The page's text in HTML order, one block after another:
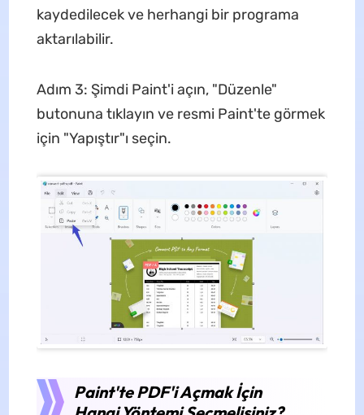
kaydedilecek ve herhangi bir programa
aktarılabilir.
Adım 3: Şimdi Paint'i açın, "Düzenle"
butonuna tıklayın ve resmi Paint'te görmek
için "Yapıştır"ı seçin.
Paint'te PDF'i Açmak İçin